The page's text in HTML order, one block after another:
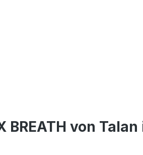
BREATH von